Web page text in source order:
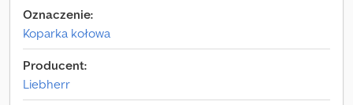
Oznaczenie:
Koparka kołowa
Producent:
Liebherr